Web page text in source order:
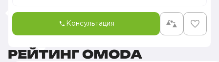
Консультация
РЕЙТИНГ OMODA